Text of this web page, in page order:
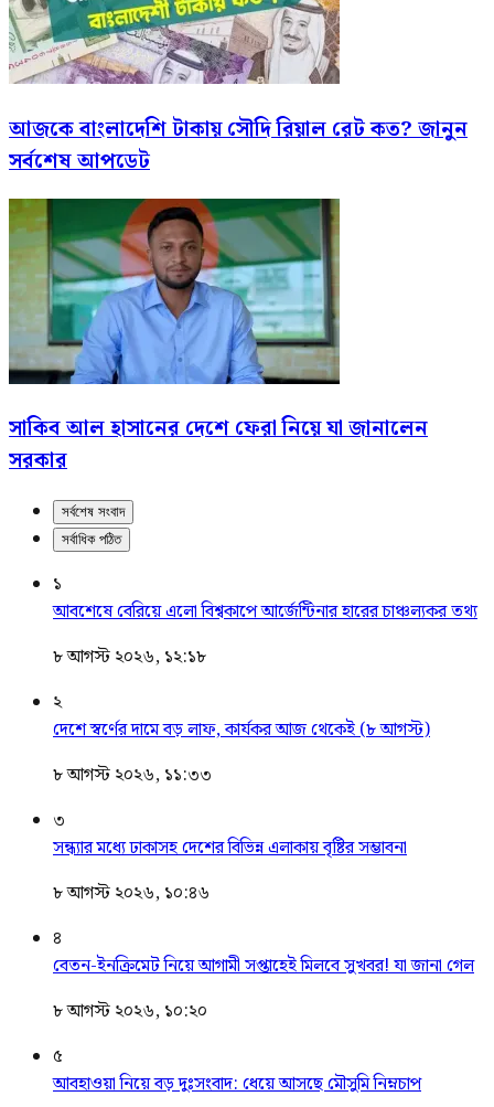
আজকে বাংলাদেশি টাকায় সৌদি রিয়াল রেট কত? জানুন
সর্বশেষ আপডেট
সাকিব আল হাসানের দেশে ফেরা নিয়ে যা জানালেন
সরকার
সর্বশেষ সংবাদ
সর্বাধিক পঠিত
১
আবশেষে বেরিয়ে এলো বিশ্বকাপে আর্জেন্টিনার হারের চাঞ্চল্যকর তথ্য
৮ আগস্ট ২০২৬, ১২:১৮
২
দেশে স্বর্ণের দামে বড় লাফ, কার্যকর আজ থেকেই (৮ আগস্ট)
৮ আগস্ট ২০২৬, ১১:৩৩
৩
সন্ধ্যার মধ্যে ঢাকাসহ দেশের বিভিন্ন এলাকায় বৃষ্টির সম্ভাবনা
৮ আগস্ট ২০২৬, ১০:৪৬
৪
বেতন-ইনক্রিমেট নিয়ে আগামী সপ্তাহেই মিলবে সুখবর! যা জানা গেল
৮ আগস্ট ২০২৬, ১০:২০
৫
আবহাওয়া নিয়ে বড় দুঃসংবাদ: ধেয়ে আসছে মৌসুমি নিম্নচাপ